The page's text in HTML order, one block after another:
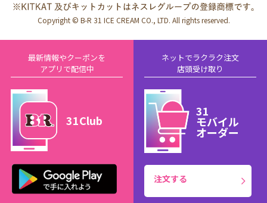
Copyright © B-R 31 ICE CREAM CO., LTD. All rights reserved.
最新情報やクーポンを
アプリで配信中
31Club
ネットでラクラク注文
店頭受け取り
31
モバイル
オーダー
注文する